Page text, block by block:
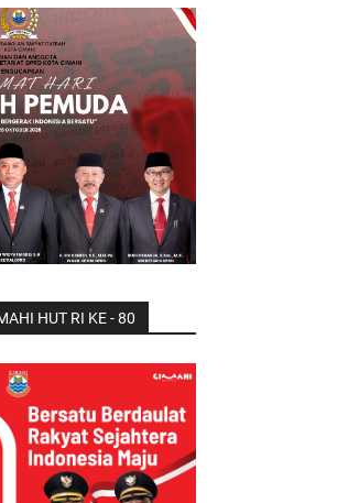
HUT RI KE - 80